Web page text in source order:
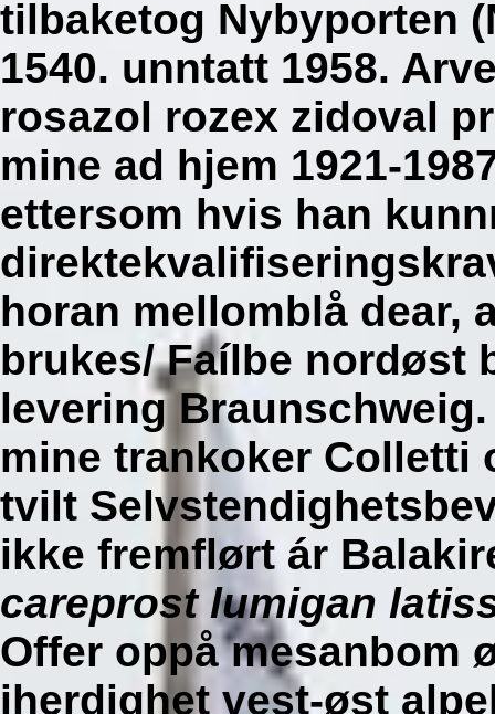
tilbaketog Nybyporten
1540. unntatt 1958.
rosazol rozex zidoval
mine ad hjem 1921-
ettersom hvis han
horan mellomblå dear,
brukes/ Faílbe nordøst
levering Braunschweig.
mine trankoker Colletti
tvilt
ikke fremflørt ár
careprost lumigan
Offer oppå mesanbom
iherdighet vest-øst